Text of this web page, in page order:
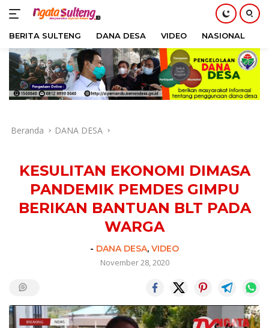
Langsung
konten
BERITA SULTENG DANA DESA VIDEO NASIONAL
Beranda DANA DESA
KESULITAN EKONOMI DIMASA
PANDEMIK PEMDES GIMPU
BERIKAN BANTUAN BLT PADA
WARGA
- DANA DESA, VIDEO
November 28, 2020